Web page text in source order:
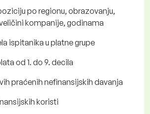
po regionu, obrazovanju,
kompanije, godinama
ispitanika u platne grupe
od 1. do 9. decila
praćenih nefinansijskih davanja
koristi